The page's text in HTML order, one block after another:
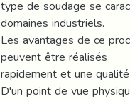
type de soudage se
domaines industriels.
Les avantages de ce
peuvent être réalisés
rapidement et une
D'un point de vue